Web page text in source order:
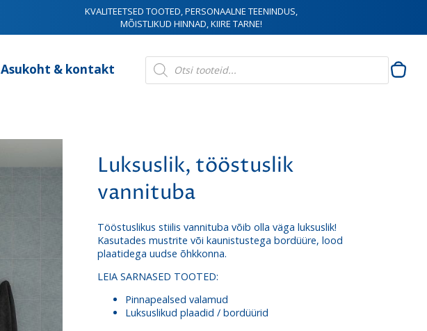
KVALITEETSED TOOTED, PERSONAALNE TEENINDUS,
MÕISTLIKUD HINNAD, KIIRE TARNE!
Asukoht & kontakt
Products
search
Luksuslik, tööstuslik
vannituba
Tööstuslikus stiilis vannituba võib olla väga luksuslik!
Kasutades mustrite või kaunistustega bordüüre, lood
plaatidega uudse õhkkonna.
LEIA SARNASED TOOTED:
Pinnapealsed valamud
Luksuslikud plaadid / bordüürid